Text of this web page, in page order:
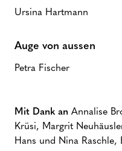
Ursina Hartmann
Auge von aussen
Petra Fischer
Mit Dank an Annalise
Krüsi, Margrit
Hans und Nina Raschle,